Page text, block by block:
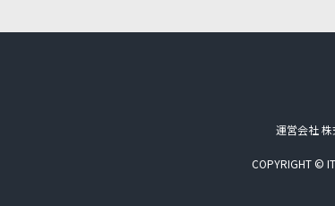
運営会社
COPYRIGHT ©